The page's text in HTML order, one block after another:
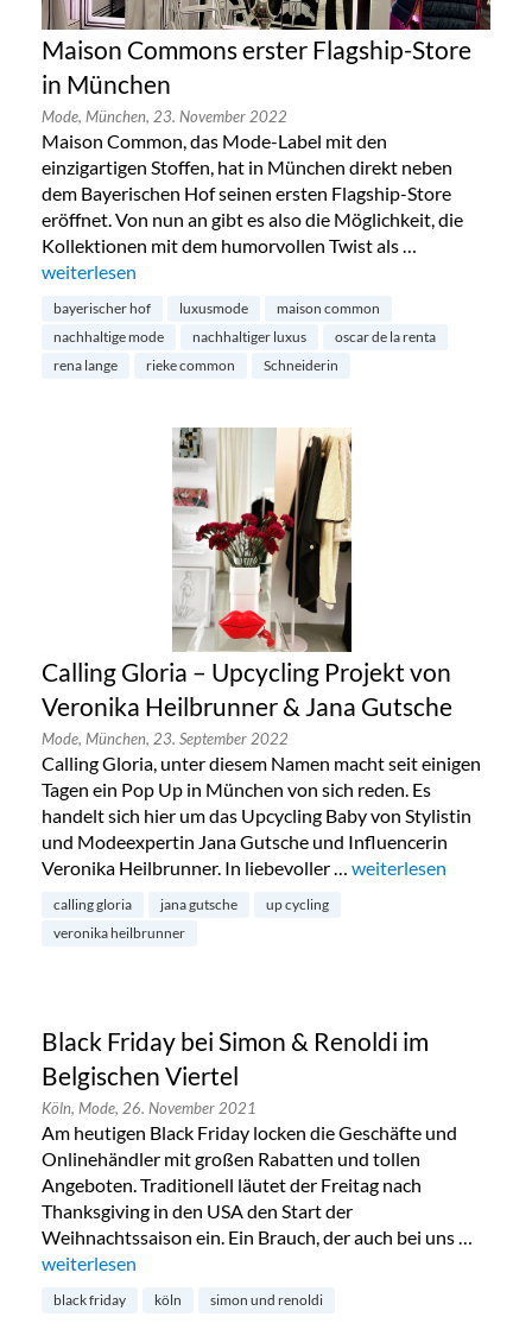
Maison Commons erster Flagship-Store
in München
Mode, München, 23. November 2022
Maison Common, das Mode-Label mit den
einzigartigen Stoffen, hat in München direkt neben
dem Bayerischen Hof seinen ersten Flagship-Store
eröffnet. Von nun an gibt es also die Möglichkeit, die
Kollektionen mit dem humorvollen Twist als …
„Maison Commons erster Flagship-Store in München“
weiterlesen
bayerischer hof luxusmode
maison common
nachhaltige mode
nachhaltiger luxus
oscar de la renta
rena lange
rieke common Schneiderin
Calling Gloria – Upcycling Projekt von
Veronika Heilbrunner & Jana Gutsche
Mode, München, 23. September 2022
Calling Gloria, unter diesem Namen macht seit einigen
Tagen ein Pop Up in München von sich reden. Es
handelt sich hier um das Upcycling Baby von Stylistin
und Modeexpertin Jana Gutsche und Influencerin
Veronika Heilbrunner. In liebevoller … „Calling Gloria –
weiterlesen
calling gloria jana gutsche
up cycling
veronika heilbrunner
Black Friday bei Simon & Renoldi im
Belgischen Viertel
Köln, Mode, 26. November 2021
Am heutigen Black Friday locken die Geschäfte und
Onlinehändler mit großen Rabatten und tollen
Angeboten. Traditionell läutet der Freitag nach
Thanksgiving in den USA den Start der
Weihnachtssaison ein. Ein Brauch, der auch bei uns …
„Black Friday bei Simon & Renoldi im Belgischen Viertel“
weiterlesen
black friday köln simon und renoldi